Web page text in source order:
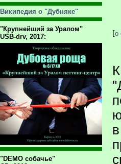
Википедия о "Дубняке"
"Крупнейший за Уралом"
USB-drv, 2017:
"DEMO собачье"
[о